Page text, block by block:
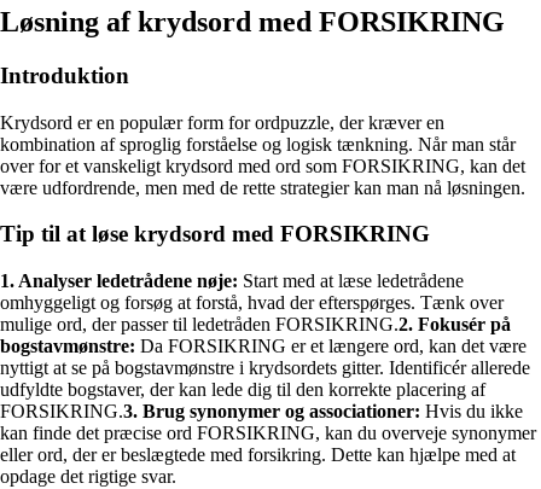
Løsning af krydsord med FORSIKRING
Introduktion
Krydsord er en populær form for ordpuzzle, der kræver en
kombination af sproglig forståelse og logisk tænkning. Når man står
over for et vanskeligt krydsord med ord som FORSIKRING, kan det
være udfordrende, men med de rette strategier kan man nå løsningen.
Tip til at løse krydsord med FORSIKRING
1. Analyser ledetrådene nøje: Start med at læse ledetrådene
omhyggeligt og forsøg at forstå, hvad der efterspørges. Tænk over
mulige ord, der passer til ledetråden FORSIKRING.2. Fokusér på
bogstavmønstre: Da FORSIKRING er et længere ord, kan det være
nyttigt at se på bogstavmønstre i krydsordets gitter. Identificér allerede
udfyldte bogstaver, der kan lede dig til den korrekte placering af
FORSIKRING.3. Brug synonymer og associationer: Hvis du ikke
kan finde det præcise ord FORSIKRING, kan du overveje synonymer
eller ord, der er beslægtede med forsikring. Dette kan hjælpe med at
opdage det rigtige svar.